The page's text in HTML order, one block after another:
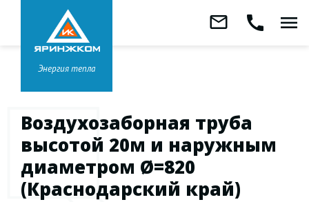
Заказать
Звонок бесплатный
8 800 333-99-01
Головной офис вЯрославле
+7 (4852) 67-96-00
Энергия тепла
mail_outline call menu
Воздухозаборная труба
высотой 20м и наружным
диаметром Ø=820
(Краснодарский край)